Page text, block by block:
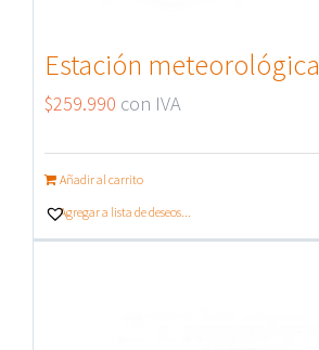
Estación meteorológica
$259.990 con IVA
Añadir al carrito
Agregar a lista de deseos...